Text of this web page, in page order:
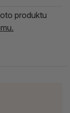
produktu